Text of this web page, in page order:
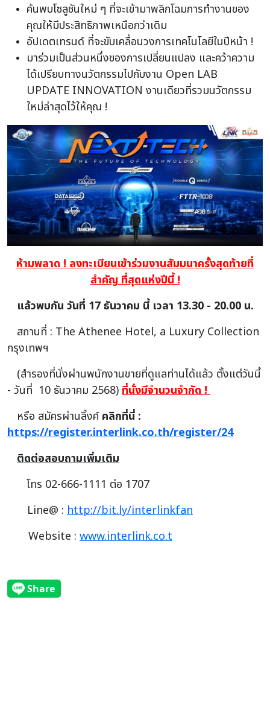
ค้นพบโซลูชันใหม่ ๆ ที่จะเข้ามาพลิกโฉมการทำงานของ
คุณให้มีประสิทธิภาพเหนือกว่าเดิม
อัปเดตเทรนด์ ที่จะขับเคลื่อนวงการเทคโนโลยีในปีหน้า !
มาร่วมเป็นส่วนหนึ่งของการเปลี่ยนแปลง และคว้าความ
ได้เปรียบทางนวัตกรรมไปกับงาน Open LAB
UPDATE INNOVATION งานเดียวที่รวมนวัตกรรม
ใหม่ล่าสุดไว้ให้คุณ !
ห้ามพลาด ! ลงทะเบียนเข้าร่วมงานสัมมนาครั้งสุดท้ายที่
สำคัญ ที่สุดแห่งปีนี้ !
แล้วพบกัน วันที่ 17 ธันวาคม นี้ เวลา 13.30 - 20.00 น.
สถานที่ : The Athenee Hotel, a Luxury Collection
กรุงเทพฯ
(สำรองที่นั่งผ่านพนักงานขายที่ดูแลท่านได้แล้ว ตั้งแต่วันนี้
- วันที่ 10 ธันวาคม 2568)ที่นั่งมีจำนวนจำกัด !
หรือ สมัครผ่านลิ้งค์คลิกที่นี่ :
https://register.interlink.co.th/register/24
ติดต่อสอบถามเพิ่มเติม
โทร 02-666-1111 ต่อ 1707
Line@ : http://bit.ly/interlinkfan
Website : www.interlink.co.t